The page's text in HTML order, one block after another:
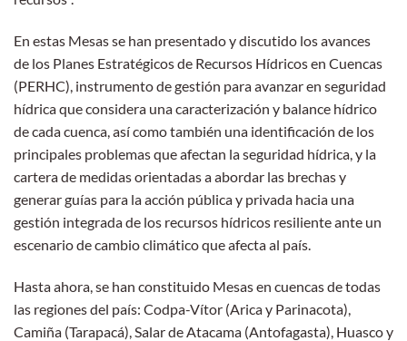
En estas Mesas se han presentado y discutido los avances
de los Planes Estratégicos de Recursos Hídricos en Cuencas
(PERHC), instrumento de gestión para avanzar en seguridad
hídrica que considera una caracterización y balance hídrico
de cada cuenca, así como también una identificación de los
principales problemas que afectan la seguridad hídrica, y la
cartera de medidas orientadas a abordar las brechas y
generar guías para la acción pública y privada hacia una
gestión integrada de los recursos hídricos resiliente ante un
escenario de cambio climático que afecta al país.
Hasta ahora, se han constituido Mesas en cuencas de todas
las regiones del país: Codpa-Vítor (Arica y Parinacota),
Camiña (Tarapacá), Salar de Atacama (Antofagasta), Huasco y